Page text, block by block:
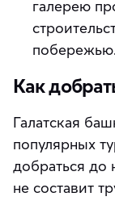
галерею
побережью.
Как
Галатская
популярных
добраться до
не составит